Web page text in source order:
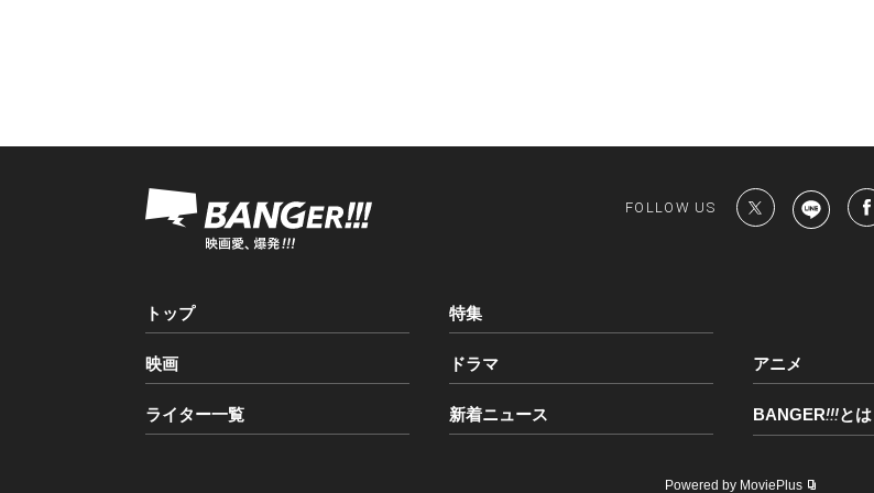
FOLLOW US
トップ 特集
映画 ドラマ アニメ
ライター一覧 新着ニュース BANGER!!!とは
Powered by MoviePlus